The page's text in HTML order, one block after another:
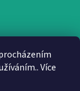
Více